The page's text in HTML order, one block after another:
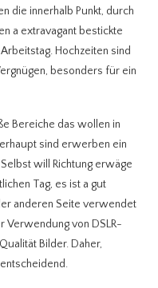
die innerhalb Punkt, durch
a extravagant bestickte
Hochzeiten sind
besonders für ein
Bereiche das wollen in
sind erwerben ein
will Richtung erwäge
Tag, es ist a gut
anderen Seite verwendet
Verwendung von DSLR-
Bilder. Daher,